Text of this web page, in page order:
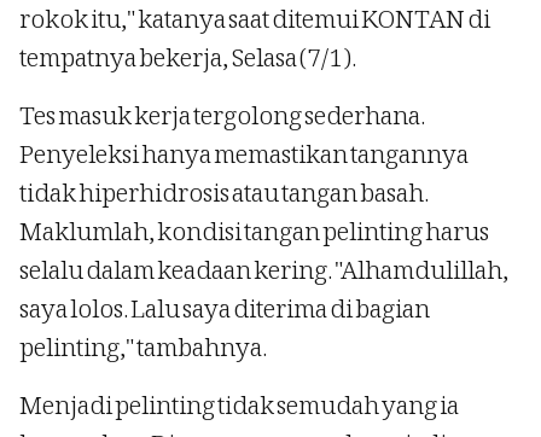
rokok itu," katanya saat ditemui KONTAN di
tempatnya bekerja, Selasa (7/1).
Tes masuk kerja tergolong sederhana.
Penyeleksi hanya memastikan tangannya
tidak hiperhidrosis atau tangan basah.
Maklumlah, kondisi tangan pelinting harus
selalu dalam keadaan kering. "Alhamdulillah,
saya lolos. Lalu saya diterima di bagian
pelinting," tambahnya.
Menjadi pelinting tidak semudah yang ia